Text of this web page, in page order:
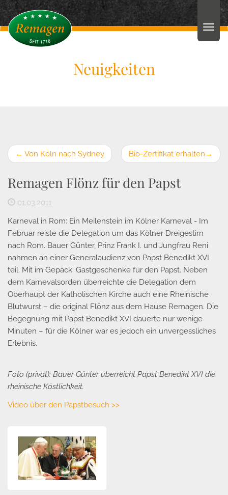
Neuigkeiten
← Von Köln nach Sydney Bio-Zertifikat erhalten →
Remagen Flönz für den Papst
01.03.2011
Karneval in Rom: Ein Meilenstein im Kölner Karneval - Im
Februar reiste die Delegation um das Kölner Dreigestirn
nach Rom. Bauer Günter, Prinz Frank I. und Jungfrau Reni
nahmen an einer Generalaudienz von Papst Benedikt XVI
teil. Mit im Gepäck: Gastgeschenke für den Papst. Neben
dem Karnevalsorden überreichte die Delegation dem
Oberhaupt der Katholischen Kirche auch eine Rheinische
Blutwurst – die original Flönz aus dem Hause Remagen. Die
Begegnung mit Papst Benedikt XVI dauerte nur wenige
Minuten – für die Kölner war es jedoch ein unvergessliches
Erlebnis.
Foto (privat): Bauer Günter überreicht Papst Benedikt XVI die
rheinische Köstlichkeit.
Video über den Papstbesuch >>